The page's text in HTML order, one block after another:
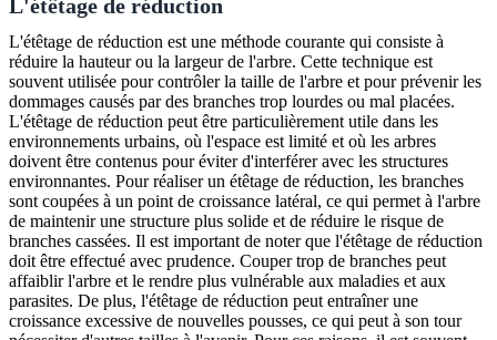
L'étêtage de réduction
L'étêtage de réduction est une méthode courante qui consiste à
réduire la hauteur ou la largeur de l'arbre. Cette technique est
souvent utilisée pour contrôler la taille de l'arbre et pour prévenir les
dommages causés par des branches trop lourdes ou mal placées.
L'étêtage de réduction peut être particulièrement utile dans les
environnements urbains, où l'espace est limité et où les arbres
doivent être contenus pour éviter d'interférer avec les structures
environnantes. Pour réaliser un étêtage de réduction, les branches
sont coupées à un point de croissance latéral, ce qui permet à l'arbre
de maintenir une structure plus solide et de réduire le risque de
branches cassées. Il est important de noter que l'étêtage de réduction
doit être effectué avec prudence. Couper trop de branches peut
affaiblir l'arbre et le rendre plus vulnérable aux maladies et aux
parasites. De plus, l'étêtage de réduction peut entraîner une
croissance excessive de nouvelles pousses, ce qui peut à son tour